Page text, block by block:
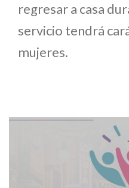
regresar a casa
servicio tendrá
mujeres.